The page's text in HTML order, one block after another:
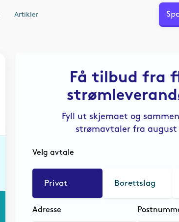
Artikler
Få tilbud fra
Fyll ut skjemaet og
strømavtaler fra august
Velg avtale
Privat Borettslag
Adresse